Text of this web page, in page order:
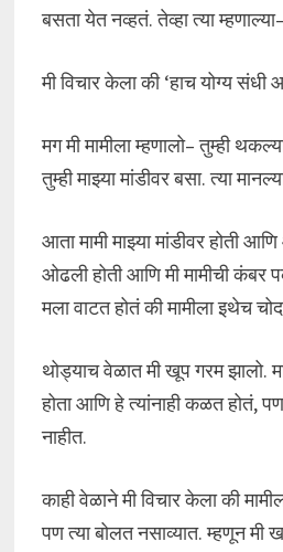
बसता येत नव्हतं. तेव्हा त्या
मी विचार केला की ‘हाच योग्य संधी
मग मी मामीला म्हणालो– तुम्ही
तुम्ही माझ्या मांडीवर बसा. त्या
आता मामी माझ्या मांडीवर होती
ओढली होती आणि मी मामीची कंबर
मला वाटत होतं की मामीला इथेच
थोड्याच वेळात मी खूप गरम झालो.
होता आणि हे त्यांनाही कळत होतं, पण
नाहीत.
काही वेळाने मी विचार केला की
पण त्या बोलत नसाव्यात. म्हणून मी